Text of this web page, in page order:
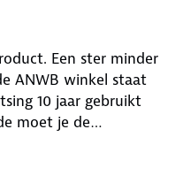
Een ster minder
ANWB winkel staat
10 jaar gebruikt
moet je de